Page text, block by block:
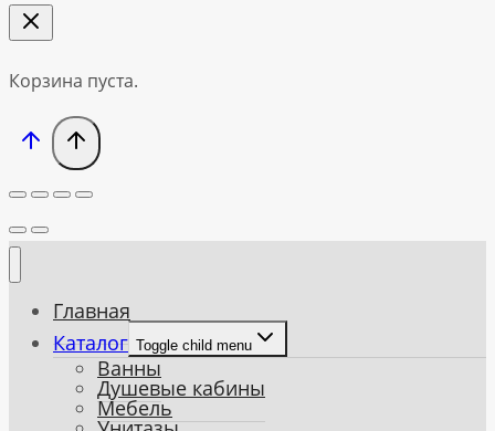
Корзина пуста.
Главная
Каталог Toggle child menu
Ванны
Душевые кабины
Мебель